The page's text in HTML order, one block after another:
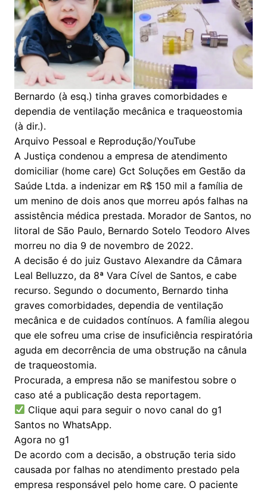
Bernardo (à esq.) tinha graves comorbidades e
dependia de ventilação mecânica e traqueostomia
(à dir.).
Arquivo Pessoal e Reprodução/YouTube
A Justiça condenou a empresa de atendimento
domiciliar (home care) Gct Soluções em Gestão da
Saúde Ltda. a indenizar em R$ 150 mil a família de
um menino de dois anos que morreu após falhas na
assistência médica prestada. Morador de Santos, no
litoral de São Paulo, Bernardo Sotelo Teodoro Alves
morreu no dia 9 de novembro de 2022.
A decisão é do juiz Gustavo Alexandre da Câmara
Leal Belluzzo, da 8ª Vara Cível de Santos, e cabe
recurso. Segundo o documento, Bernardo tinha
graves comorbidades, dependia de ventilação
mecânica e de cuidados contínuos. A família alegou
que ele sofreu uma crise de insuficiência respiratória
aguda em decorrência de uma obstrução na cânula
de traqueostomia.
Procurada, a empresa não se manifestou sobre o
caso até a publicação desta reportagem.
Clique aqui para seguir o novo canal do g1
Santos no WhatsApp.
Agora no g1
De acordo com a decisão, a obstrução teria sido
causada por falhas no atendimento prestado pela
empresa responsável pelo home care. O paciente